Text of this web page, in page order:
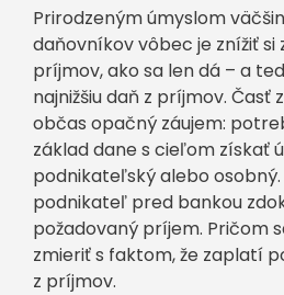
Prirodzeným úmyslom
daňovníkov vôbec je znížiť si
príjmov, ako sa len dá – a
najnižšiu daň z príjmov. Časť
občas opačný záujem:
základ dane s cieľom získať
podnikateľský alebo
podnikateľ pred bankou
požadovaný príjem. Pričom
zmieriť s faktom, že zaplatí
z príjmov.